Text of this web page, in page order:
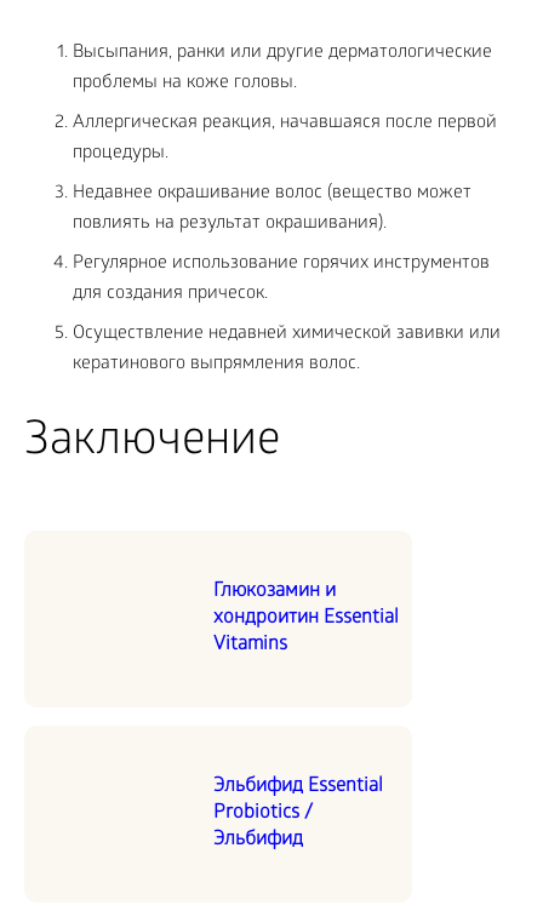
Высыпания, ранки или другие дерматологические
проблемы на коже головы.
Аллергическая реакция, начавшаяся после первой
процедуры.
Недавнее окрашивание волос (вещество может
повлиять на результат окрашивания).
Регулярное использование горячих инструментов
для создания причесок.
Осуществление недавней химической завивки или
кератинового выпрямления волос.
Заключение
Глюкозамин и
хондроитин Essential
Vitamins
Эльбифид Essential
Probiotics /
Эльбифид